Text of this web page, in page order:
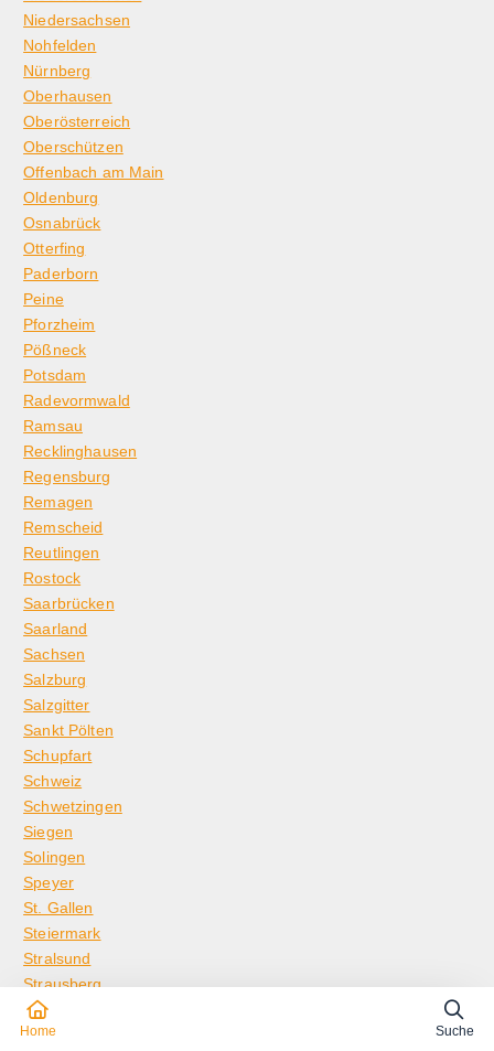
Niedersachsen
Nohfelden
Nürnberg
Oberhausen
Oberösterreich
Oberschützen
Offenbach am Main
Oldenburg
Osnabrück
Otterfing
Paderborn
Peine
Pforzheim
Pößneck
Potsdam
Radevormwald
Ramsau
Recklinghausen
Regensburg
Remagen
Remscheid
Reutlingen
Rostock
Saarbrücken
Saarland
Sachsen
Salzburg
Salzgitter
Sankt Pölten
Schupfart
Schweiz
Schwetzingen
Siegen
Solingen
Speyer
St. Gallen
Steiermark
Stralsund
Strausberg
Stuttgart
Thüringen
Home Suche